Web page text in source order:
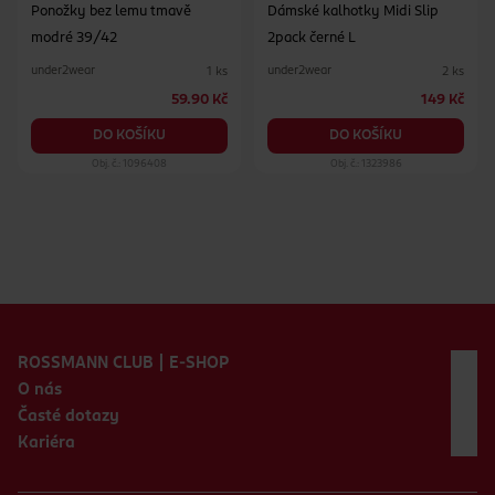
Ponožky bez lemu tmavě
modré 39/42
under2wear 1 ks
59.90 Kč
DO KOŠÍKU
Obj. č.: 1096408
Dámské kalhotky Midi Slip
2pack černé L
under2wear 2 ks
149 Kč
DO KOŠÍKU
Obj. č.: 1323986
ROSSMANN CLUB | E-SHOP
O nás
Časté dotazy
Kariéra